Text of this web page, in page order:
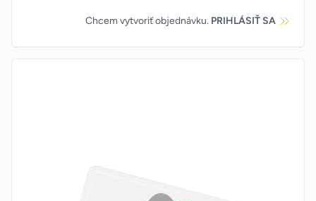
Chcem vytvoriť objednávku. PRIHLÁSIŤ SA